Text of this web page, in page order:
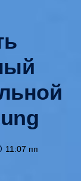
11:07 пп